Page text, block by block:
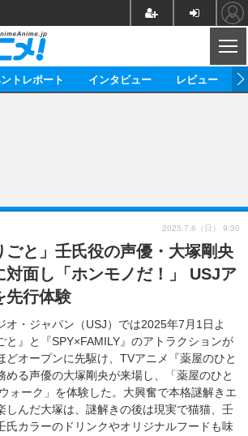
グッズ
海外
ビジネス
ト アーティスト
実写
イベント
座談会
TV ABEMA Cafe
トレポート インタビュー レビュー
ごと」壬氏役の声優・大塚剛央
対面し「ホンモノだ！」 USJア
先行体験
オ・ジャパン（USJ）では2025年7月1日よ
と』と『SPY×FAMILY』のアトラクションが
どオープンに先駆け、TVアニメ『薬屋のひと
める声優の大塚剛央が来場し、「薬屋のひと
ォーク」を体験した。大興奮で本格謎解きエ
しんだ大塚は、謎解きの後は現実で猫猫、壬
氏カラーのドリンクやオリジナルフードも味
2025.7.6（日） 9:30